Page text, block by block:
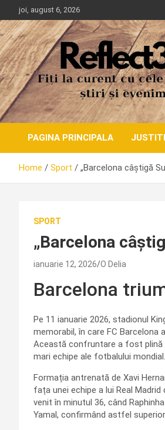
to
content
joi, august 6, 2026
PAGINA PRINCIPALA
Home Sport „Barcelona câștigă
SPORT
„Barcelona
ianuarie 12, 2026 O Delia
Barcelona
Pe 11 ianuarie 2026, stadionul
memorabil, în care FC Barcelona
Această confruntare a fost plină
mari echipe ale fotbalului mondial.
Formația antrenată de Xavi
fața unei echipe a lui Real
venit în minutul 36, când
Yamal, confirmând astfel